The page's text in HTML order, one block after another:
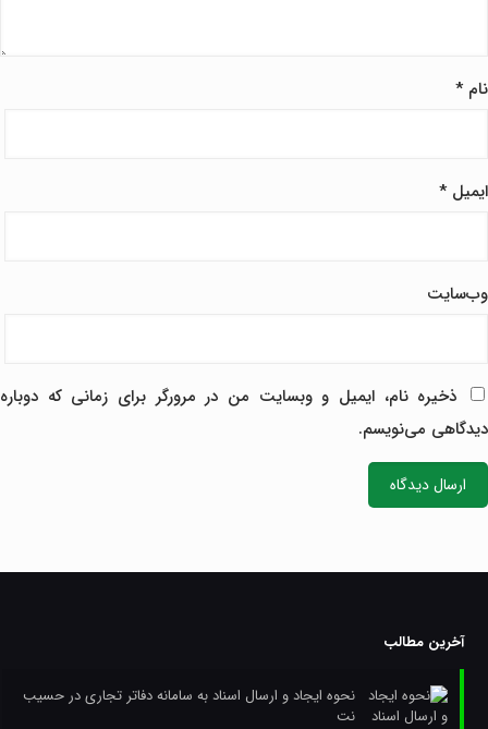
نام*
ایمیل*
وب‌سایت
ذخیره نام، ایمیل و وبسایت من در مرورگر برای زمانی که دوباره
دیدگاهی می‌نویسم.
آخرین مطالب
نحوه ایجاد و ارسال اسناد به سامانه دفاتر تجاری در حسیب
نت